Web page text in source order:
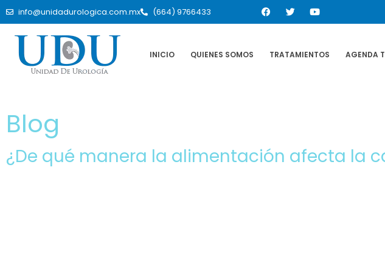
info@unidadurologica.com.mx (664) 9766433
INICIO QUIENES SOMOS TRATAMIENTOS AGENDA
Blog
¿De qué manera la alimentación afecta la